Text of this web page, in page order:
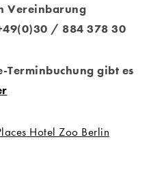
Vereinbarung
/ 884 378 30
Terminbuchung gibt es